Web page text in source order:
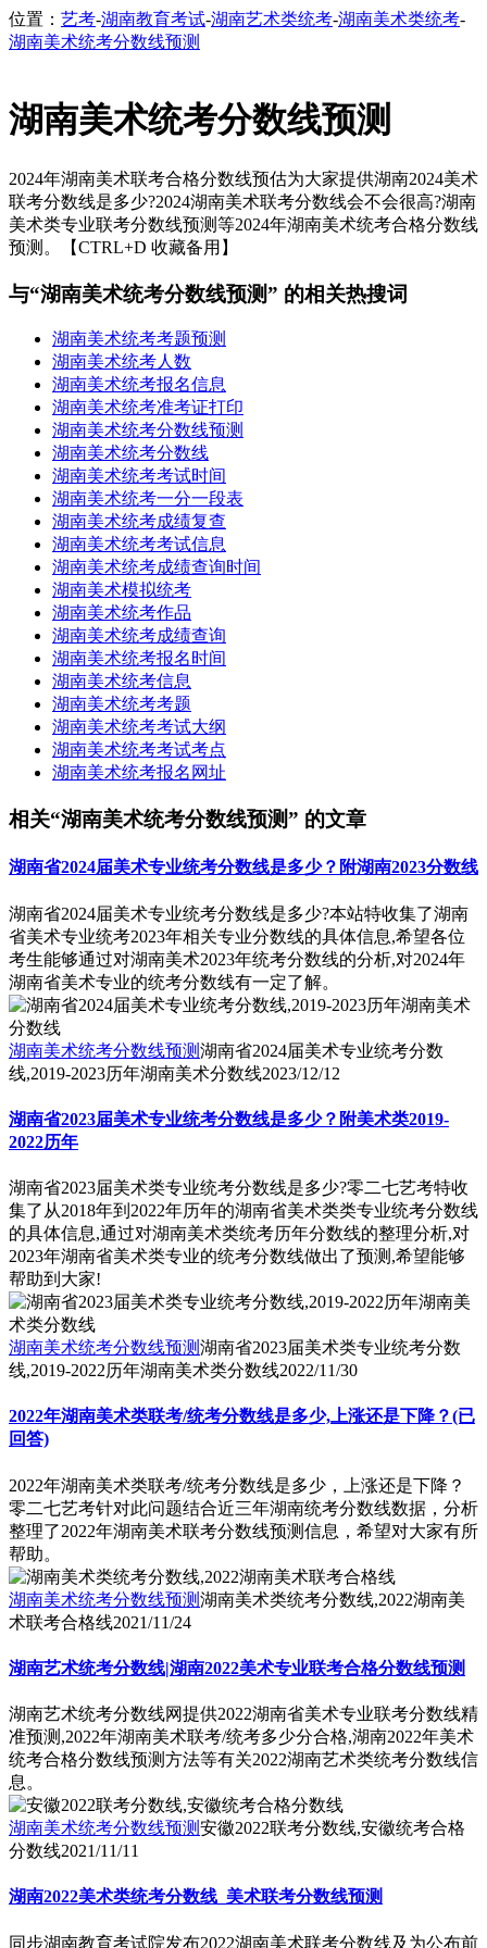
位置： 艺考-湖南教育考试-湖南艺术类统考-湖南美术类统考-
湖南美术统考分数线预测
湖南美术统考分数线预测
2024年湖南美术联考合格分数线预估为大家提供湖南2024美术
联考分数线是多少?2024湖南美术联考分数线会不会很高?湖南
美术类专业联考分数线预测等2024年湖南美术统考合格分数线
预测。【CTRL+D 收藏备用】
与“湖南美术统考分数线预测” 的相关热搜词
湖南美术统考考题预测
湖南美术统考人数
湖南美术统考报名信息
湖南美术统考准考证打印
湖南美术统考分数线预测
湖南美术统考分数线
湖南美术统考考试时间
湖南美术统考一分一段表
湖南美术统考成绩复查
湖南美术统考考试信息
湖南美术统考成绩查询时间
湖南美术模拟统考
湖南美术统考作品
湖南美术统考成绩查询
湖南美术统考报名时间
湖南美术统考信息
湖南美术统考考题
湖南美术统考考试大纲
湖南美术统考考试考点
湖南美术统考报名网址
相关“湖南美术统考分数线预测” 的文章
湖南省2024届美术专业统考分数线是多少？附湖南2023分数线
湖南省2024届美术专业统考分数线是多少?本站特收集了湖南
省美术专业统考2023年相关专业分数线的具体信息,希望各位
考生能够通过对湖南美术2023年统考分数线的分析,对2024年
湖南省美术专业的统考分数线有一定了解。
湖南美术统考分数线预测湖南省2024届美术专业统考分数
线,2019-2023历年湖南美术分数线2023/12/12
湖南省2023届美术专业统考分数线是多少？附美术类2019-
2022历年
湖南省2023届美术类专业统考分数线是多少?零二七艺考特收
集了从2018年到2022年历年的湖南省美术类类专业统考分数线
的具体信息,通过对湖南美术类统考历年分数线的整理分析,对
2023年湖南省美术类专业的统考分数线做出了预测,希望能够
帮助到大家!
湖南美术统考分数线预测湖南省2023届美术类专业统考分数
线,2019-2022历年湖南美术类分数线2022/11/30
2022年湖南美术类联考/统考分数线是多少,上涨还是下降？(已
回答)
2022年湖南美术类联考/统考分数线是多少，上涨还是下降？
零二七艺考针对此问题结合近三年湖南统考分数线数据，分析
整理了2022年湖南美术联考分数线预测信息，希望对大家有所
帮助。
湖南美术统考分数线预测湖南美术类统考分数线,2022湖南美
术联考合格线2021/11/24
湖南艺术统考分数线|湖南2022美术专业联考合格分数线预测
湖南艺术统考分数线网提供2022湖南省美术专业联考分数线精
准预测,2022年湖南美术联考/统考多少分合格,湖南2022年美术
统考合格分数线预测方法等有关2022湖南艺术类统考分数线信
息。
湖南美术统考分数线预测安徽2022联考分数线,安徽统考合格
分数线2021/11/11
湖南2022美术类统考分数线_美术联考分数线预测
同步湖南教育考试院发布2022湖南美术联考分数线及为公布前